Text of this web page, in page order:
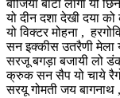
बोजिया बाटा लागा यो
यो दीन दशा देखी दया को
यो विक्टर मोहना ,
सन इक्कीस उतरैणी मेला
सरजू बगड़ा बजायी लो
क्रुक सन सैप यो चाये
सरयू गोमती जय